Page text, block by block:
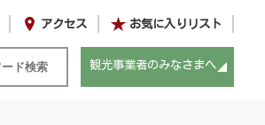
アクセス お気に入りリスト
観光事業者のみなさまへ